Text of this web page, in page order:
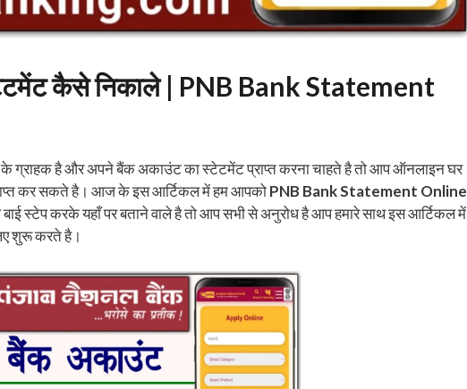
कैसे निकाले | PNB Bank Statement
ग्राहक है और अपने बैंक अकाउंट का स्टेटमेंट प्राप्त करना चाहते है तो आप ऑनलाइन घर
कर सकते है। आज के इस आर्टिकल में हम आपकोPNB Bank Statement Online
स्टेप करके यहाँ पर बताने वाले है तो आप सभी से अनुरोध है आप हमारे साथ इस आर्टिकल में
शुरू करते है।